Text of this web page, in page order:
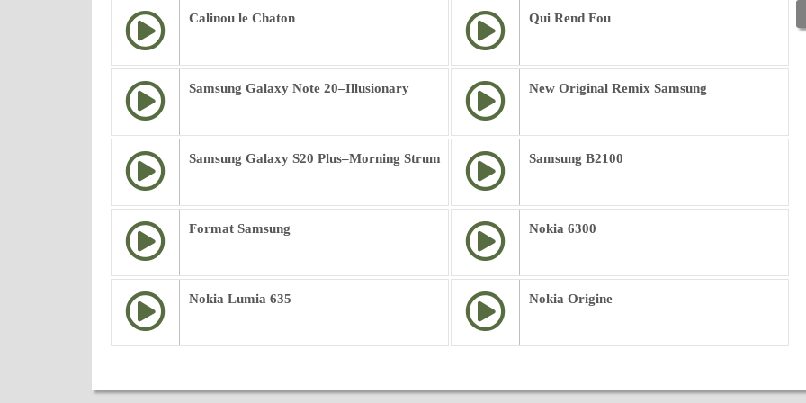
Calinou le Chaton Qui Rend Fou
Samsung Galaxy Note 20–Illusionary New Original Remix Samsung
Samsung Galaxy S20 Plus–Morning Strum Samsung B2100
Format Samsung Nokia 6300
Nokia Lumia 635 Nokia Origine